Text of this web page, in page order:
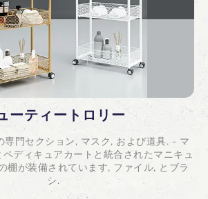
ーティートロリー
専門セクション, マスク, および道具. - マ
ディキュアカートと統合されたマニキュ
棚が装備されています, ファイル, とブラ
シ.